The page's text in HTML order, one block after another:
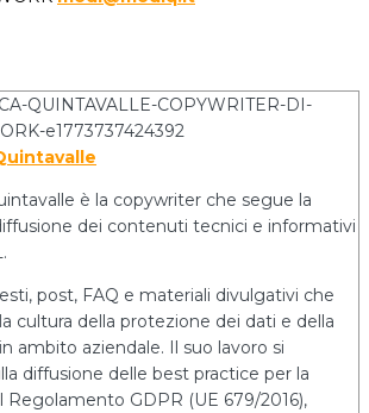
è la copywriter che segue la
dei contenuti tecnici e informativi
post, FAQ e materiali divulgativi che
cultura della protezione dei dati e della
ambito aziendale. Il suo lavoro si
diffusione delle best practice per la
Regolamento GDPR (UE 679/2016),